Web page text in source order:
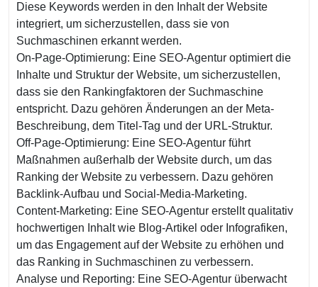
Diese Keywords werden in den Inhalt der Website
integriert, um sicherzustellen, dass sie von
Suchmaschinen erkannt werden.
On-Page-Optimierung: Eine SEO-Agentur optimiert die
Inhalte und Struktur der Website, um sicherzustellen,
dass sie den Rankingfaktoren der Suchmaschine
entspricht. Dazu gehören Änderungen an der Meta-
Beschreibung, dem Titel-Tag und der URL-Struktur.
Off-Page-Optimierung: Eine SEO-Agentur führt
Maßnahmen außerhalb der Website durch, um das
Ranking der Website zu verbessern. Dazu gehören
Backlink-Aufbau und Social-Media-Marketing.
Content-Marketing: Eine SEO-Agentur erstellt qualitativ
hochwertigen Inhalt wie Blog-Artikel oder Infografiken,
um das Engagement auf der Website zu erhöhen und
das Ranking in Suchmaschinen zu verbessern.
Analyse und Reporting: Eine SEO-Agentur überwacht